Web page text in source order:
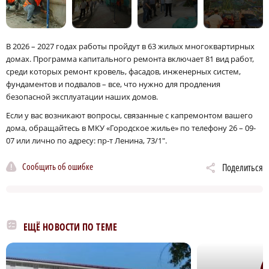
В 2026 – 2027 годах работы пройдут в 63 жилых многоквартирных
домах. Программа капитального ремонта включает 81 вид работ,
среди которых ремонт кровель, фасадов, инженерных систем,
фундаментов и подвалов – все, что нужно для продления
безопасной эксплуатации наших домов.
Если у вас возникают вопросы, связанные с капремонтом вашего
дома, обращайтесь в МКУ «Городское жилье» по телефону 26 – 09-
07 или лично по адресу: пр‑т Ленина, 73/1″.
Сообщить об ошибке Поделиться
ЕЩЁ НОВОСТИ ПО ТЕМЕ